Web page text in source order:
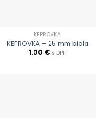
KEPROVKA
KEPROVKA – 25 mm biela
1.00 € s DPH